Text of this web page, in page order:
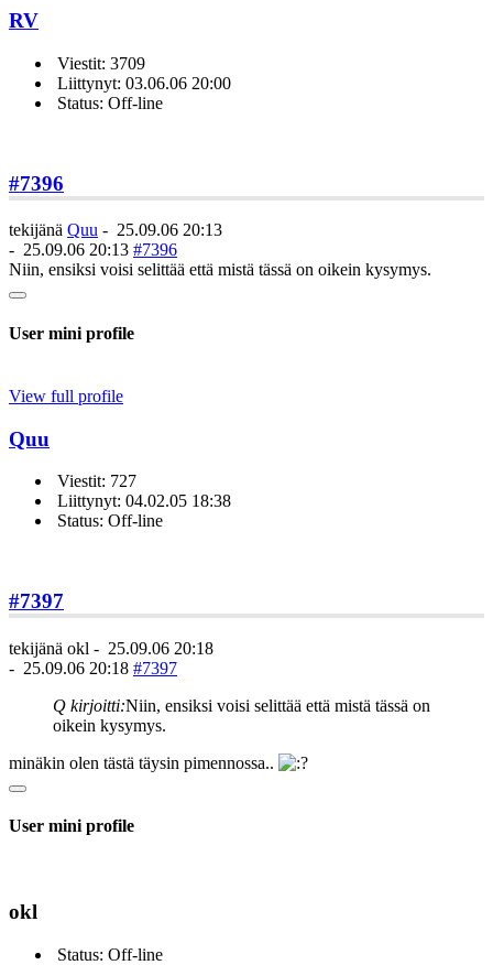
RV
Viestit: 3709
Liittynyt: 03.06.06 20:00
Status: Off-line
#7396
tekijänä Quu - 25.09.06 20:13
- 25.09.06 20:13 #7396
Niin, ensiksi voisi selittää että mistä tässä on oikein kysymys.
User mini profile
View full profile
Quu
Viestit: 727
Liittynyt: 04.02.05 18:38
Status: Off-line
#7397
tekijänä okl - 25.09.06 20:18
- 25.09.06 20:18 #7397
Q kirjoitti:Niin, ensiksi voisi selittää että mistä tässä on
oikein kysymys.
minäkin olen tästä täysin pimennossa..
User mini profile
okl
Status: Off-line